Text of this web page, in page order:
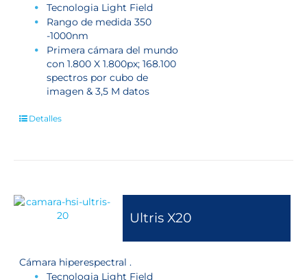
Tecnologia Light Field
Rango de medida 350
-1000nm
Primera cámara del mundo
con 1.800 X 1.800px; 168.100
spectros por cubo de
imagen & 3,5 M datos
Detalles
Ultris X20
Cámara hiperespectral .
Tecnologia Light Field